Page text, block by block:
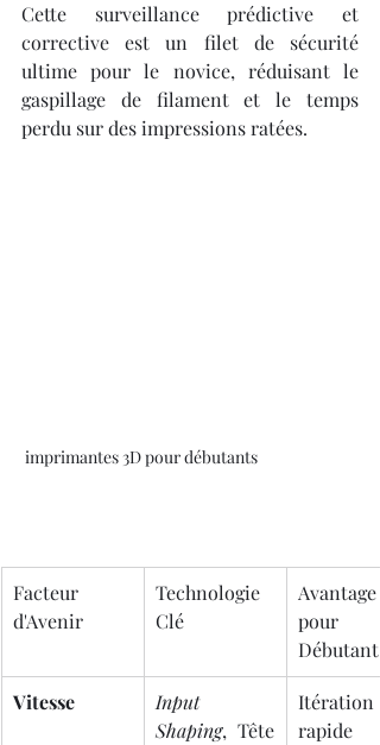
Cette surveillance prédictive et
corrective est un filet de sécurité
ultime pour le novice, réduisant le
gaspillage de filament et le temps
perdu sur des impressions ratées.
imprimantes 3D pour débutants
Facteur
d'Avenir
Technologie
Clé
Avantage
pour
Débutant
Vitesse
Input
Shaping, Tête
Itération
rapide